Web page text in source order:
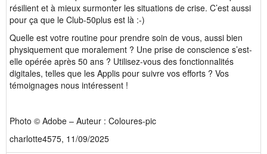
résilient et à mieux surmonter les situations de crise. C’est aussi
pour ça que le Club-50plus est là :-)
Quelle est votre routine pour prendre soin de vous, aussi bien
physiquement que moralement ? Une prise de conscience s’est-
elle opérée après 50 ans ? Utilisez-vous des fonctionnalités
digitales, telles que les Applis pour suivre vos efforts ? Vos
témoignages nous intéressent !
Photo © Adobe – Auteur : Coloures-pic
charlotte4575, 11/09/2025